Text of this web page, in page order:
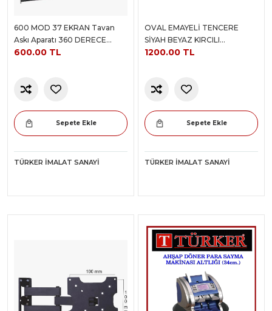
600 MOD 37 EKRAN Tavan
Askı Aparatı 360 DERECE
DÖNER
600.00 TL
Sepete Ekle
TÜRKER İMALAT SANAYI
OVAL EMAYELİ TENCERE
SİYAH BEYAZ KIRCILI
38+26+18CM 0,8 KALINLIK
1200.00 TL
Sepete Ekle
TÜRKER İMALAT SANAYI